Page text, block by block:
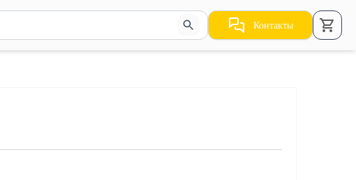
стрелки для навигации по результатам.
Контакты